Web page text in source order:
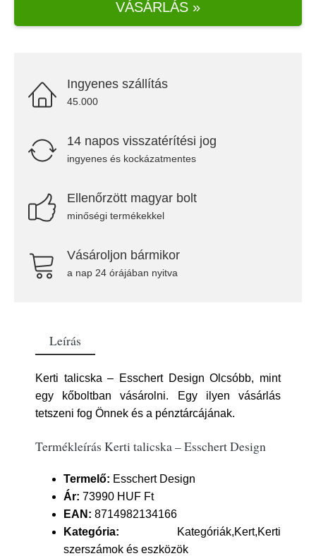
VÁSÁRLÁS »
Ingyenes szállítás
45.000
14 napos visszatérítési jog
ingyenes és kockázatmentes
Ellenőrzött magyar bolt
minőségi termékekkel
Vásároljon bármikor
a nap 24 órájában nyitva
Leírás
Kerti talicska – Esschert Design Olcsóbb, mint
egy kőboltban vásárolni. Egy ilyen vásárlás
tetszeni fog Önnek és a pénztárcájának.
Termékleírás Kerti talicska – Esschert Design
Termelő: Esschert Design
Ár: 73990 HUF Ft
EAN: 8714982134166
Kategória: Kategóriák,Kert,Kerti
szerszámok és eszközök